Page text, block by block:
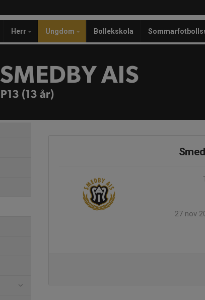
Herr Ungdom Bollekskola
SMEDBY AIS
P13 (13 år)
27 nov